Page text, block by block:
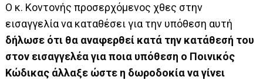
Ο κ. Κοντονής προσερχόμενος χθες στην
εισαγγελία να καταθέσει για την υπόθεση αυτή
δήλωσε ότι θα αναφερθεί κατά την κατάθεσή του
στον εισαγγελέα για ποια υπόθεση ο Ποινικός
Κώδικας άλλαξε ώστε η δωροδοκία να γίνει